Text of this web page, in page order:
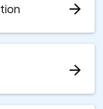
arrow_forward
arrow_forward